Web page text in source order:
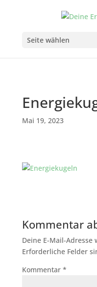
Seite wählen
Mai 19, 2023
Kommentar
Deine E-Mail-
Erforderliche Felder
Kommentar *